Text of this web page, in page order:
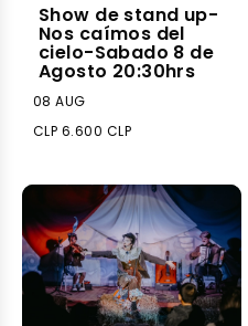
Show de stand up-
Nos caímos del
cielo-Sabado 8 de
Agosto 20:30hrs
08 AUG
CLP 6.600 CLP